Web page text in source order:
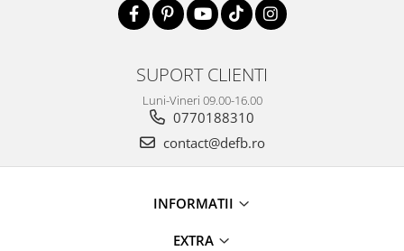
SUPORT CLIENTI
Luni-Vineri 09.00-16.00
0770188310
contact@defb.ro
INFORMATII
EXTRA